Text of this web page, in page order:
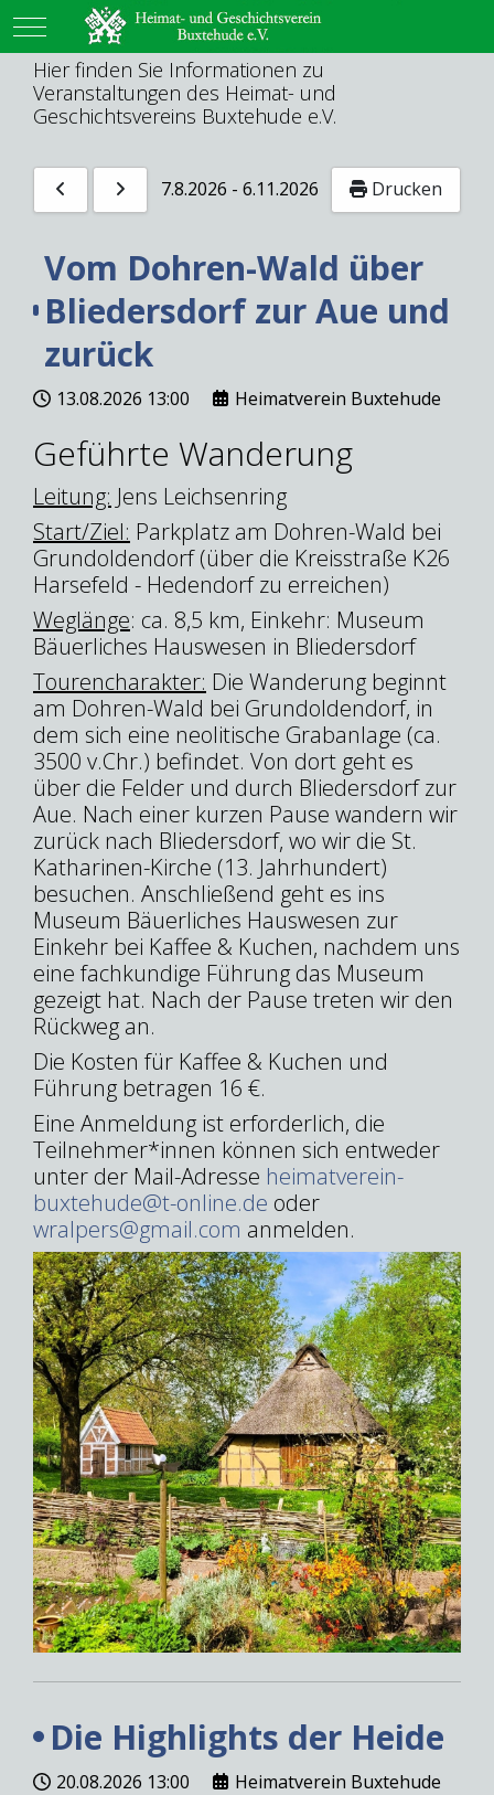
Mobile Menu Toggle
Hier finden Sie Informationen zu
Veranstaltungen des Heimat- und
Geschichtsvereins Buxtehude e.V.
7.8.2026 - 6.11.2026 Drucken
Vom Dohren-Wald über
Bliedersdorf zur Aue und
zurück
13.08.2026 13:00 Heimatverein Buxtehude
Geführte Wanderung
Leitung: Jens Leichsenring
Start/Ziel: Parkplatz am Dohren-Wald bei
Grundoldendorf (über die Kreisstraße K26
Harsefeld - Hedendorf zu erreichen)
Weglänge: ca. 8,5 km, Einkehr: Museum
Bäuerliches Hauswesen in Bliedersdorf
Tourencharakter: Die Wanderung beginnt
am Dohren-Wald bei Grundoldendorf, in
dem sich eine neolitische Grabanlage (ca.
3500 v.Chr.) befindet. Von dort geht es
über die Felder und durch Bliedersdorf zur
Aue. Nach einer kurzen Pause wandern wir
zurück nach Bliedersdorf, wo wir die St.
Katharinen-Kirche (13. Jahrhundert)
besuchen. Anschließend geht es ins
Museum Bäuerliches Hauswesen zur
Einkehr bei Kaffee & Kuchen, nachdem uns
eine fachkundige Führung das Museum
gezeigt hat. Nach der Pause treten wir den
Rückweg an.
Die Kosten für Kaffee & Kuchen und
Führung betragen 16 €.
Eine Anmeldung ist erforderlich, die
Teilnehmer*innen können sich entweder
unter der Mail-Adresse heimatverein-
buxtehude@t-online.de oder
wralpers@gmail.com anmelden.
Die Highlights der Heide
20.08.2026 13:00 Heimatverein Buxtehude